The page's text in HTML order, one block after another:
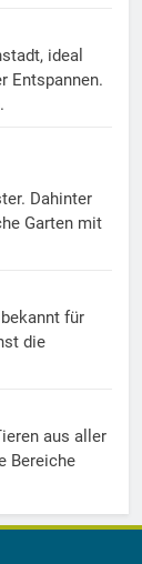
ideal
Entspannen.
Dahinter
Garten mit
für
die
aus aller
Bereiche